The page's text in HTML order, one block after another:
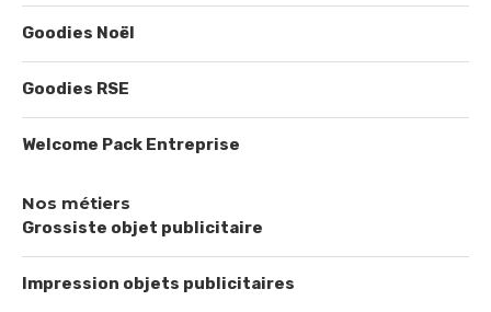
Goodies Noël
Goodies RSE
Welcome Pack Entreprise
Nos métiers
Grossiste objet publicitaire
Impression objets publicitaires